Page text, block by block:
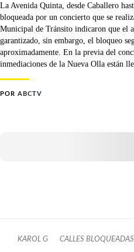
La Avenida Quinta, desde Caballero
bloqueada por un concierto que se
Municipal de Tránsito indicaron que el
garantizado, sin embargo, el bloqueo
aproximadamente. En la previa del
inmediaciones de la Nueva Olla están
POR ABCTV
KAROL G CALLES BLOQUEADAS